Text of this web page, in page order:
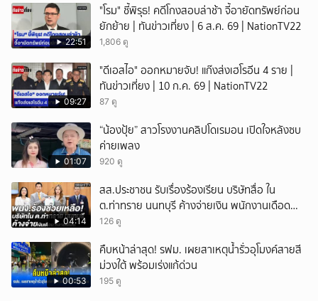
22:51
"โรม" ชี้พิรุธ! คดีโกงสอบล่าช้า จี้อายัดทรัพย์ก่อน
ยักย้าย | ทันข่าวเที่ยง | 6 ส.ค. 69 | NationTV22
1,806 ดู
09:27
"ดีเอสไอ" ออกหมายจับ! แก๊งส่งเฮโรอีน 4 ราย |
ทันข่าวเที่ยง | 10 ก.ค. 69 | NationTV22
87 ดู
01:07
“น้องปุ้ย” สาวโรงงานคลิปโดเรมอน เปิดใจหลังซบ
ค่ายเพลง
920 ดู
04:14
สส.ประชาชน รับเรื่องร้องเรียน บริษัทสื่อ ใน
ต.ท่าทราย นนทบุรี ค้างจ่ายเงิน พนักงานเดือด
ร้อนนับร้อย
126 ดู
00:53
คืบหน้าล่าสุด! รฟม. เผยสาเหตุน้ำรั่วอุโมงค์สายสี
ม่วงใต้ พร้อมเร่งแก้ด่วน
195 ดู